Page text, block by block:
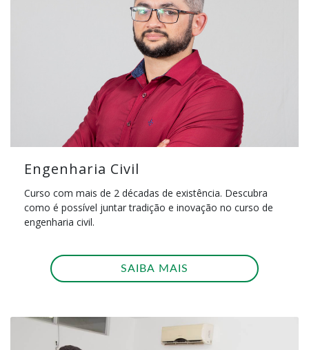
Engenharia Civil
Curso com mais de 2 décadas de existência. Descubra
como é possível juntar tradição e inovação no curso de
engenharia civil.
SAIBA MAIS